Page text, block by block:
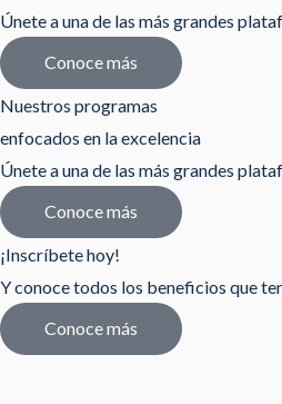
Únete a una de las más grandes
Conoce más
Nuestros programas
enfocados en la excelencia
Únete a una de las más grandes
Conoce más
¡Inscríbete hoy!
Y conoce todos los beneficios que
Conoce más